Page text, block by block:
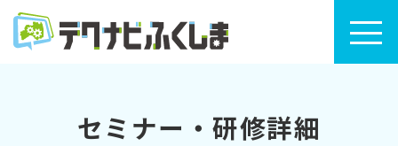
トップページ
セミナー・研修詳細